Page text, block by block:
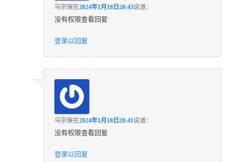
马宗保在2024年1月18日20:43说道：
没有权限查看回复
登录以回复
马宗保在2024年1月18日20:41说道：
没有权限查看回复
登录以回复